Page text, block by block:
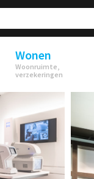
Wonen
Woonruimte,
verzekeringen